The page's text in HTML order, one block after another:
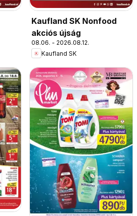
Kaufland SK Nonfood
akciós újság
08.06. - 2026.08.12.
Kaufland SK